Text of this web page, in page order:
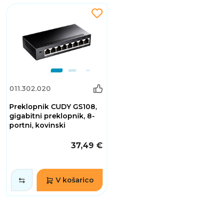
011.302.020
Preklopnik CUDY GS108,
gigabitni preklopnik, 8-
portni, kovinski
37,49 €
V košarico